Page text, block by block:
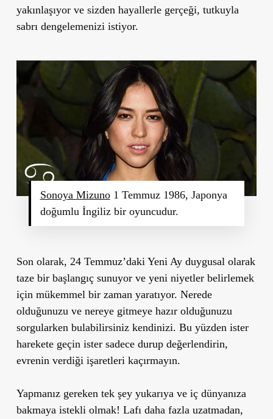
yakınlaşıyorve sizden hayallerle gerçeği, tutkuyla
sabrı dengelemenizi istiyor.
Sonoya Mizuno1 Temmuz 1986, Japonya
doğumlu İngiliz bir oyuncudur.
Son olarak, 24 Temmuz’daki Yeni Ayduygusal olarak
taze bir başlangıç sunuyor ve yeni niyetler belirlemek
için mükemmel bir zaman yaratıyor. Nerede
olduğunuzu ve nereye gitmeye hazır olduğunuzu
sorgularken bulabilirsiniz kendinizi. Bu yüzden ister
harekete geçin ister sadece durup değerlendirin,
evrenin verdiği işaretleri kaçırmayın.
Yapmanız gereken tek şey yukarıya ve iç dünyanıza
bakmaya istekli olmak! Lafı daha fazla uzatmadan,